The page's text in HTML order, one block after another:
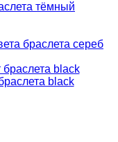
тёмный
браслета сереб
black